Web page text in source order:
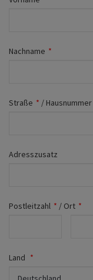
Nachname *
Straße * / Hausnummer
Adresszusatz
Postleitzahl * / Ort *
Land *